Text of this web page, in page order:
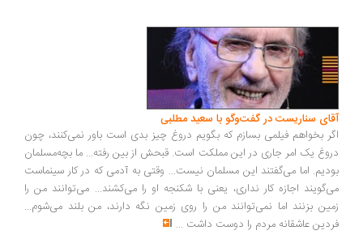
سناریست در گفت‌وگو با سعید مطلبی
بخواهم فیلمی بسازم که بگویم دروغ چیز بدی است باور نمی‌کنند، چون
یک امر جاری در این مملکت است. قبحش از بین رفته... ما بچه‌مسلمان
اما می‌گفتند این مسلمان نیست... وقتی به آدمی که در کار سینماست
اجازه کار نداری، یعنی با شکنجه او را می‌کشند... می‌توانند من را
بزنند اما نمی‌توانند من را روی زمین نگه دارند، من بلند می‌شوم...
عاشقانه مردم را دوست داشت ...